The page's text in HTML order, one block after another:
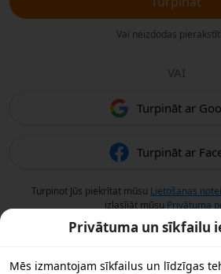
Vai neizdodas
VAI
Turpināt ar
Turpināt ar
Turpinot Jūs piekrītat mūsu Lietošanas
izlasījāt mūsu Privātuma
Privātuma un sīkfailu
Mēs izmantojam sīkfailus un līdzīgas